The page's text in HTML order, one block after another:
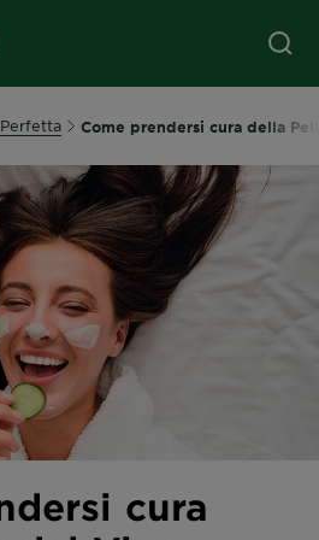
Come prendersi cura della
cura